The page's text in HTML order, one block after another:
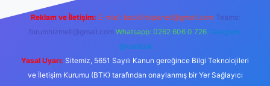
Reklam ve İletişim: E-mail: backlinkpaneli@gmail.com Teams:
forumhizmeti@gmail.com Whatsapp: 0262 606 0 726 Telegram:
@karabul
Yasal Uyarı: Sitemiz, 5651 Sayılı Kanun gereğince Bilgi Teknolojileri
ve İletişim Kurumu (BTK) tarafından onaylanmış bir Yer Sağlayıcı